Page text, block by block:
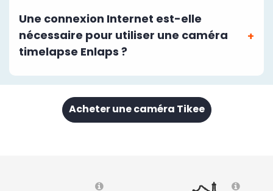
Une connexion Internet est-elle
nécessaire pour utiliser une caméra
timelapse Enlaps ?
Acheter une caméra Tikee